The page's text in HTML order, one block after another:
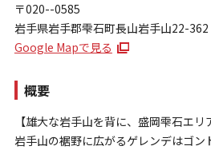
お問い合わせ
特定商取引法に基づく表示
〒020--0585
岩手県岩手郡雫石町長山岩手山22-362
Google Mapで見る
概要
【雄大な岩手山を背に、盛岡雫石エリ
岩手山の裾野に広がるゲレンデはゴン